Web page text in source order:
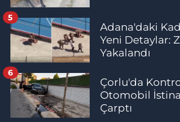
Adana'daki
Yeni Detaylar:
Yakalandı
5
Çorlu'da
Otomobil
Çarptı
6